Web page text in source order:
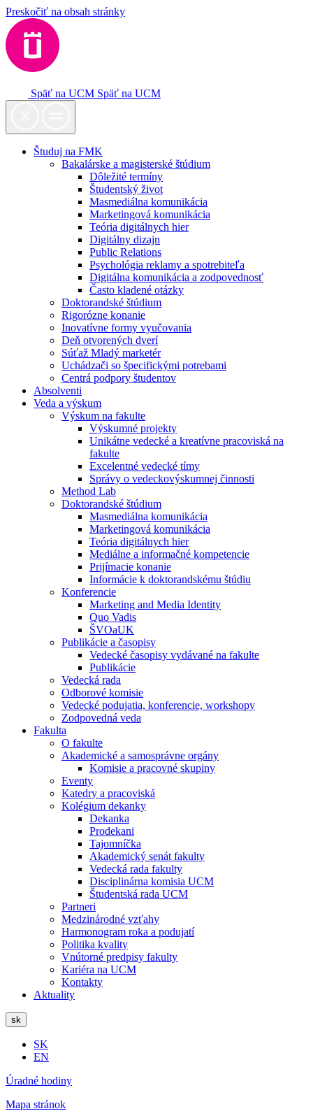
Preskočiť na obsah stránky
Späť na UCM Späť na UCM
Študuj na FMK
Bakalárske a magisterské štúdium
Dôležité termíny
Študentský život
Masmediálna komunikácia
Marketingová komunikácia
Teória digitálnych hier
Digitálny dizajn
Public Relations
Psychológia reklamy a spotrebiteľa
Digitálna komunikácia a zodpovednosť
Často kladené otázky
Doktorandské štúdium
Rigorózne konanie
Inovatívne formy vyučovania
Deň otvorených dverí
Súťaž Mladý marketér
Uchádzači so špecifickými potrebami
Centrá podpory študentov
Absolventi
Veda a výskum
Výskum na fakulte
Výskumné projekty
Unikátne vedecké a kreatívne pracoviská na
fakulte
Excelentné vedecké tímy
Správy o vedeckovýskumnej činnosti
Method Lab
Doktorandské štúdium
Masmediálna komunikácia
Marketingová komunikácia
Teória digitálnych hier
Mediálne a informačné kompetencie
Prijímacie konanie
Informácie k doktorandskému štúdiu
Konferencie
Marketing and Media Identity
Quo Vadis
ŠVOaUK
Publikácie a časopisy
Vedecké časopisy vydávané na fakulte
Publikácie
Vedecká rada
Odborové komisie
Vedecké podujatia, konferencie, workshopy
Zodpovedná veda
Fakulta
O fakulte
Akademické a samosprávne orgány
Komisie a pracovné skupiny
Eventy
Katedry a pracoviská
Kolégium dekanky
Dekanka
Prodekani
Tajomníčka
Akademický senát fakulty
Vedecká rada fakulty
Disciplinárna komisia UCM
Študentská rada UCM
Partneri
Medzinárodné vzťahy
Harmonogram roka a podujatí
Politika kvality
Vnútorné predpisy fakulty
Kariéra na UCM
Kontakty
Aktuality
sk
SK
EN
Úradné hodiny
Mapa stránok